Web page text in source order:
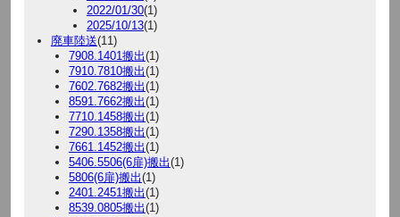
2022/01/30(1)
2025/10/13(1)
廃車陸送(11)
7908.1401搬出(1)
7910.7810搬出(1)
7602.7682搬出(1)
8591.7662搬出(1)
7710.1458搬出(1)
7290.1358搬出(1)
7661.1452搬出(1)
5406.5506(6扉)搬出(1)
5806(6扉)搬出(1)
2401.2451搬出(1)
8539.0805搬出(1)